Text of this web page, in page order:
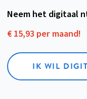
Neem het digitaal
€ 15,93 per maand!
IK WIL